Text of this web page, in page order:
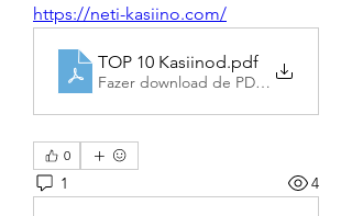
https://neti-kasiino.com/
TOP 10 Kasiinod.pdf
Fazer download de PDF • 297KB
0
1 4